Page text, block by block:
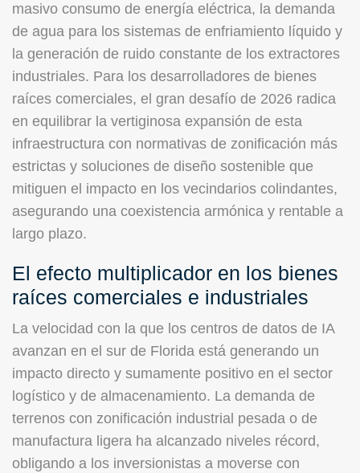
masivo consumo de energía eléctrica, la demanda
de agua para los sistemas de enfriamiento líquido y
la generación de ruido constante de los extractores
industriales. Para los desarrolladores de bienes
raíces comerciales, el gran desafío de 2026 radica
en equilibrar la vertiginosa expansión de esta
infraestructura con normativas de zonificación más
estrictas y soluciones de diseño sostenible que
mitiguen el impacto en los vecindarios colindantes,
asegurando una coexistencia armónica y rentable a
largo plazo.
El efecto multiplicador en los bienes
raíces comerciales e industriales
La velocidad con la que los centros de datos de IA
avanzan en el sur de Florida está generando un
impacto directo y sumamente positivo en el sector
logístico y de almacenamiento. La demanda de
terrenos con zonificación industrial pesada o de
manufactura ligera ha alcanzado niveles récord,
obligando a los inversionistas a moverse con